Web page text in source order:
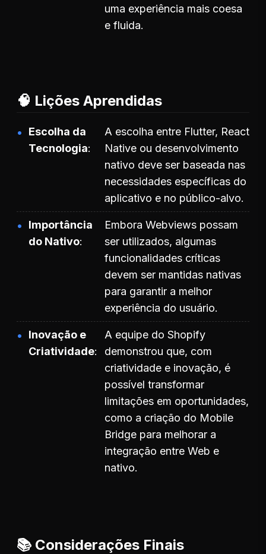
uma experiência mais coesa
e fluida.
🧠 Lições Aprendidas
Escolha da
Tecnologia
A escolha entre Flutter, React
Native ou desenvolvimento
nativo deve ser baseada nas
necessidades específicas do
aplicativo e no público-alvo.
Importância
do Nativo
Embora Webviews possam
ser utilizados, algumas
funcionalidades críticas
devem ser mantidas nativas
para garantir a melhor
experiência do usuário.
Inovação e
Criatividade
A equipe do Shopify
demonstrou que, com
criatividade e inovação, é
possível transformar
limitações em oportunidades,
como a criação do Mobile
Bridge para melhorar a
integração entre Web e
nativo.
📚 Considerações Finais